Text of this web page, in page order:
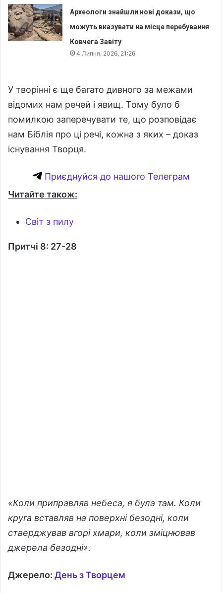
Археологи знайшли нові докази, що
можуть вказувати на місце перебування
Ковчега Завіту
4 Липня, 2026, 21:26
У творінні є ще багато дивного за межами
відомих нам речей і явищ. Тому було б
помилкою заперечувати те, що розповідає
нам Біблія про ці речі, кожна з яких – доказ
існування Творця.
Приєднуйся до нашого Телеграм
Читайте також:
Світ з пилу
Притчі 8: 27-28
«Коли приправляв небеса, я була там. Коли
круга вставляв на поверхні безодні, коли
стверджував вгорі хмари, коли зміцнював
джерела безодні».
Джерело: День з Творцем